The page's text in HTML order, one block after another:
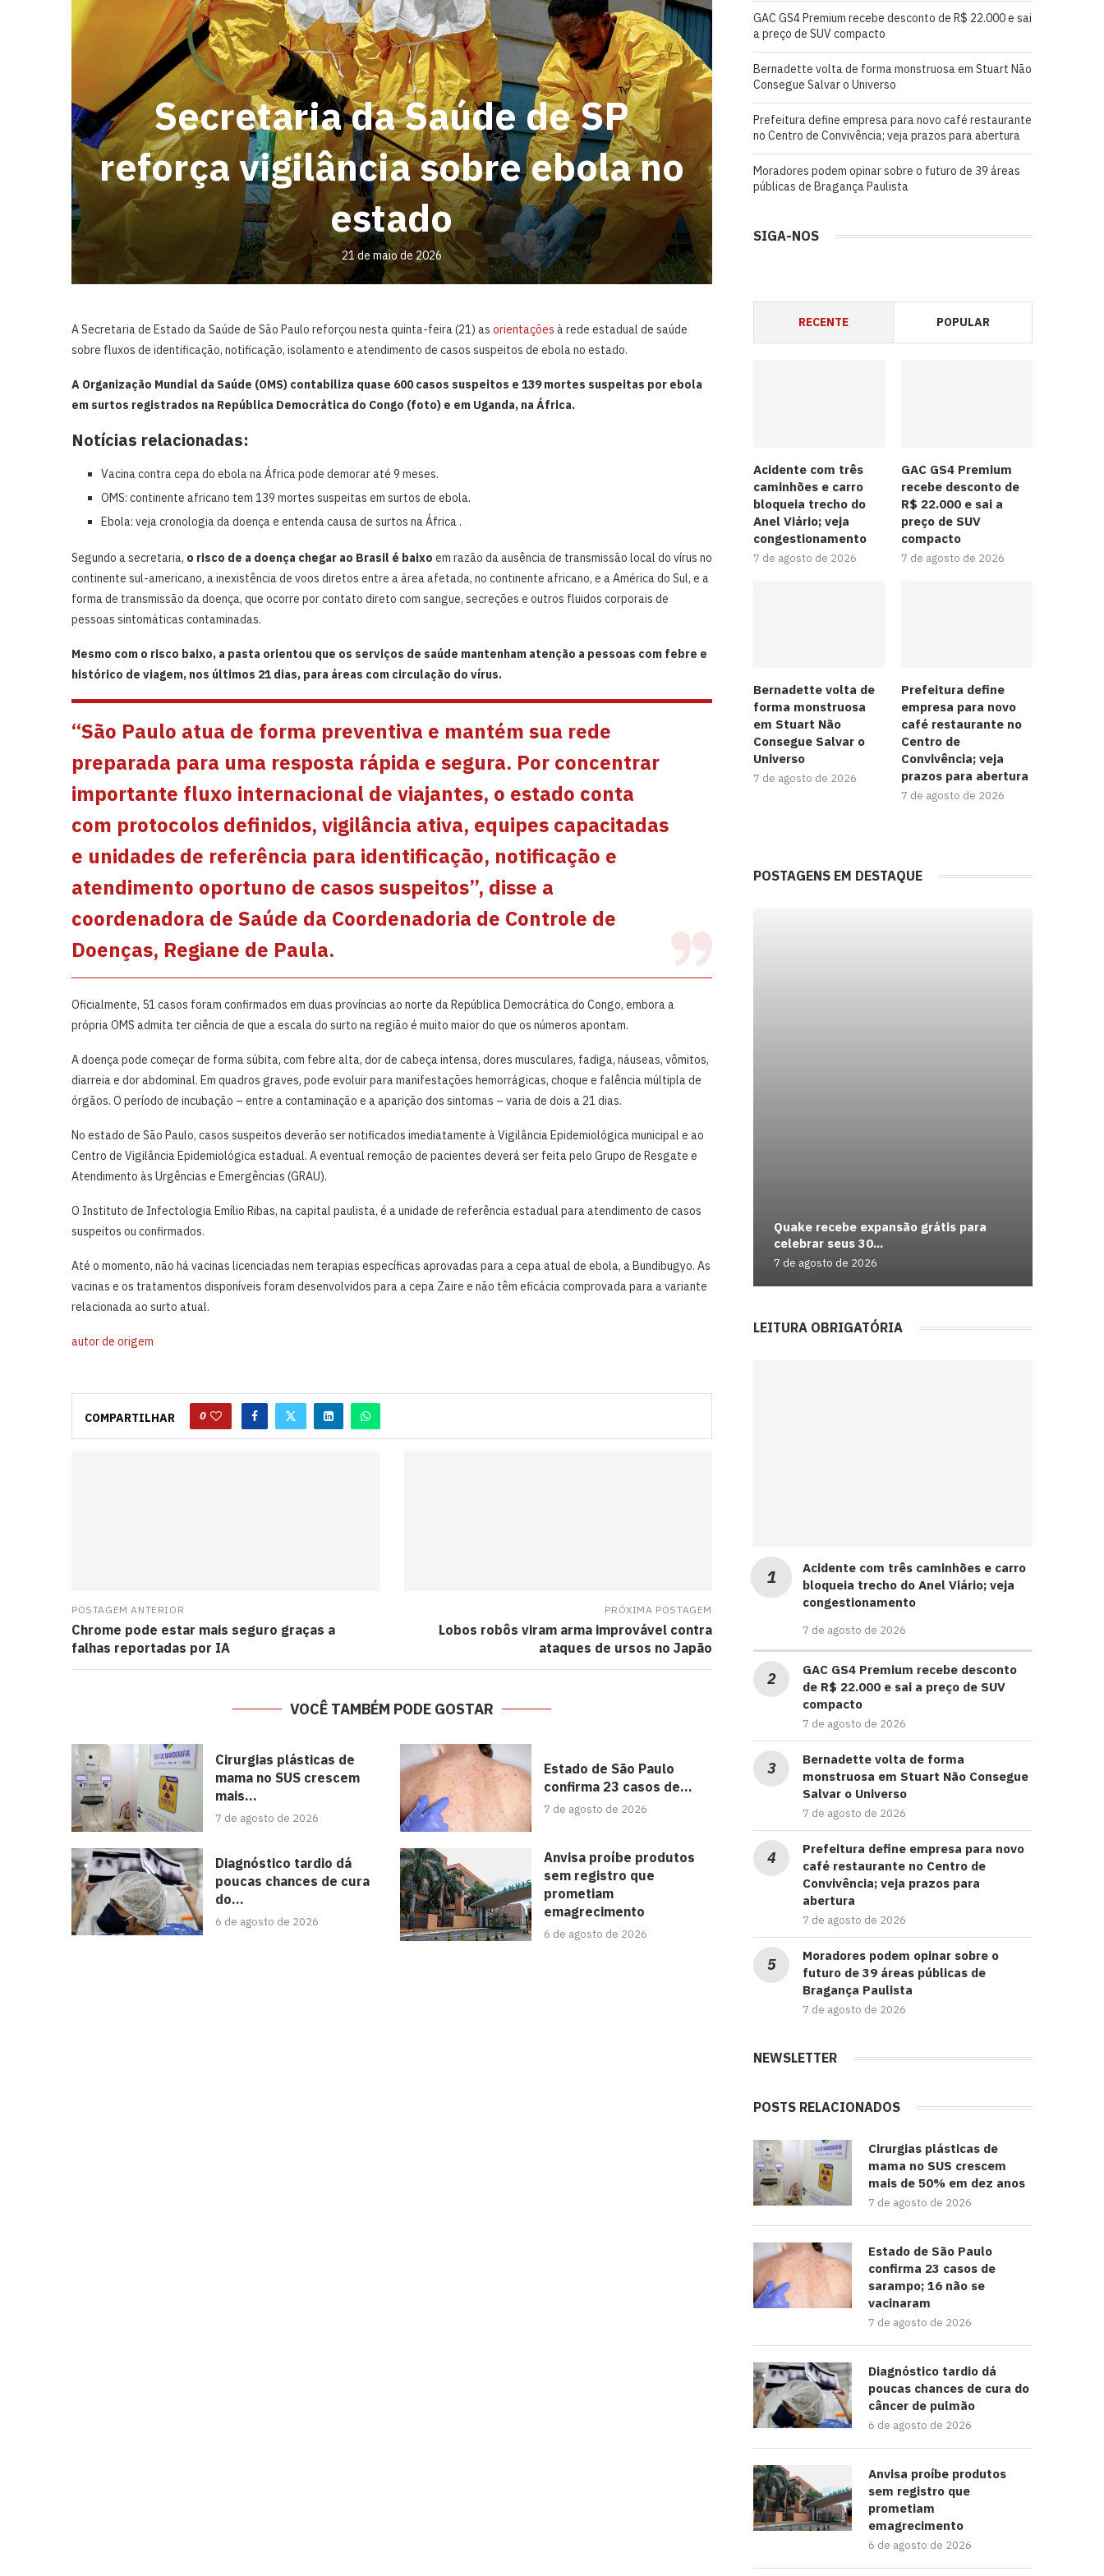
Secretaria da Saúde de SP
reforça vigilância sobre ebola no
estado
21 de maio de 2026
A Secretaria de Estado da Saúde de São Paulo reforçou nesta quinta-feira (21) as orientações à rede estadual de saúde
sobre fluxos de identificação, notificação, isolamento e atendimento de casos suspeitos de ebola no estado.
A Organização Mundial da Saúde (OMS) contabiliza quase 600 casos suspeitos e 139 mortes suspeitas por ebola
em surtos registrados na República Democrática do Congo (foto) e em Uganda, na África.
Notícias relacionadas:
Vacina contra cepa do ebola na África pode demorar até 9 meses.
OMS: continente africano tem 139 mortes suspeitas em surtos de ebola.
Ebola: veja cronologia da doença e entenda causa de surtos na África .
Segundo a secretaria, o risco de a doença chegar ao Brasil é baixo em razão da ausência de transmissão local do vírus no
continente sul-americano, a inexistência de voos diretos entre a área afetada, no continente africano, e a América do Sul, e a
forma de transmissão da doença, que ocorre por contato direto com sangue, secreções e outros fluidos corporais de
pessoas sintomáticas contaminadas.
Mesmo com o risco baixo, a pasta orientou que os serviços de saúde mantenham atenção a pessoas com febre e
histórico de viagem, nos últimos 21 dias, para áreas com circulação do vírus.
“São Paulo atua de forma preventiva e mantém sua rede
preparada para uma resposta rápida e segura. Por concentrar
importante fluxo internacional de viajantes, o estado conta
com protocolos definidos, vigilância ativa, equipes capacitadas
e unidades de referência para identificação, notificação e
atendimento oportuno de casos suspeitos”, disse a
coordenadora de Saúde da Coordenadoria de Controle de
Doenças, Regiane de Paula.
Oficialmente, 51 casos foram confirmados em duas províncias ao norte da República Democrática do Congo, embora a
própria OMS admita ter ciência de que a escala do surto na região é muito maior do que os números apontam.
A doença pode começar de forma súbita, com febre alta, dor de cabeça intensa, dores musculares, fadiga, náuseas, vômitos,
diarreia e dor abdominal. Em quadros graves, pode evoluir para manifestações hemorrágicas, choque e falência múltipla de
órgãos. O período de incubação – entre a contaminação e a aparição dos sintomas – varia de dois a 21 dias.
No estado de São Paulo, casos suspeitos deverão ser notificados imediatamente à Vigilância Epidemiológica municipal e ao
Centro de Vigilância Epidemiológica estadual. A eventual remoção de pacientes deverá ser feita pelo Grupo de Resgate e
Atendimento às Urgências e Emergências (GRAU).
O Instituto de Infectologia Emílio Ribas, na capital paulista, é a unidade de referência estadual para atendimento de casos
suspeitos ou confirmados.
Até o momento, não há vacinas licenciadas nem terapias específicas aprovadas para a cepa atual de ebola, a Bundibugyo. As
vacinas e os tratamentos disponíveis foram desenvolvidos para a cepa Zaire e não têm eficácia comprovada para a variante
relacionada ao surto atual.
autor de origem
COMPARTILHAR 0
POSTAGEM ANTERIOR
Chrome pode estar mais seguro graças a
falhas reportadas por IA
PRÓXIMA POSTAGEM
Lobos robôs viram arma improvável contra
ataques de ursos no Japão
VOCÊ TAMBÉM PODE GOSTAR
Cirurgias plásticas de
mama no SUS crescem
mais...
7 de agosto de 2026
Estado de São Paulo
confirma 23 casos de...
7 de agosto de 2026
Diagnóstico tardio dá
poucas chances de cura
do...
6 de agosto de 2026
Anvisa proíbe produtos
sem registro que
prometiam
emagrecimento
6 de agosto de 2026
GAC GS4 Premium recebe desconto de R$ 22.000 e sai
a preço de SUV compacto
Bernadette volta de forma monstruosa em Stuart Não
Consegue Salvar o Universo
Prefeitura define empresa para novo café restaurante
no Centro de Convivência; veja prazos para abertura
Moradores podem opinar sobre o futuro de 39 áreas
públicas de Bragança Paulista
SIGA-NOS
RECENTE POPULAR
Acidente com três
caminhões e carro
bloqueia trecho do
Anel Viário; veja
congestionamento
7 de agosto de 2026
GAC GS4 Premium
recebe desconto de
R$ 22.000 e sai a
preço de SUV
compacto
7 de agosto de 2026
Bernadette volta de
forma monstruosa
em Stuart Não
Consegue Salvar o
Universo
7 de agosto de 2026
Prefeitura define
empresa para novo
café restaurante no
Centro de
Convivência; veja
prazos para abertura
7 de agosto de 2026
POSTAGENS EM DESTAQUE
Quake recebe expansão grátis para
celebrar seus 30...
7 de agosto de 2026
LEITURA OBRIGATÓRIA
Acidente com três caminhões e carro
bloqueia trecho do Anel Viário; veja
congestionamento
7 de agosto de 2026
GAC GS4 Premium recebe desconto
de R$ 22.000 e sai a preço de SUV
compacto
7 de agosto de 2026
Bernadette volta de forma
monstruosa em Stuart Não Consegue
Salvar o Universo
7 de agosto de 2026
Prefeitura define empresa para novo
café restaurante no Centro de
Convivência; veja prazos para
abertura
7 de agosto de 2026
Moradores podem opinar sobre o
futuro de 39 áreas públicas de
Bragança Paulista
7 de agosto de 2026
NEWSLETTER
POSTS RELACIONADOS
Cirurgias plásticas de
mama no SUS crescem
mais de 50% em dez anos
7 de agosto de 2026
Estado de São Paulo
confirma 23 casos de
sarampo; 16 não se
vacinaram
7 de agosto de 2026
Diagnóstico tardio dá
poucas chances de cura do
câncer de pulmão
6 de agosto de 2026
Anvisa proíbe produtos
sem registro que
prometiam
emagrecimento
6 de agosto de 2026